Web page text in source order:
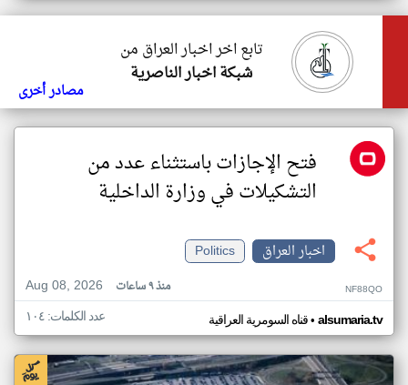
تابع اخر اخبار العراق من
شبكة اخبار الناصرية
مصادر أخرى
فتح الإجازات باستثناء عدد من
التشكيلات في وزارة الداخلية
اخبار العراق
Politics
Aug 08, 2026
منذ ٩ ساعات NF88QO
قناه السومرية العراقية• alsumaria.tv عدد الكلمات: ١٠٤